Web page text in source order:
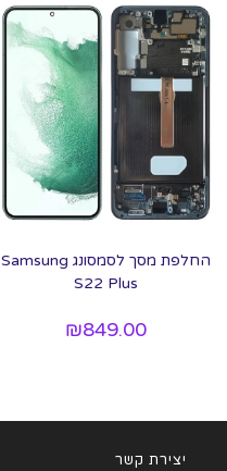
החלפת מסך לסמסונג Samsung
S22 Plus
₪849.00
יצירת קשר